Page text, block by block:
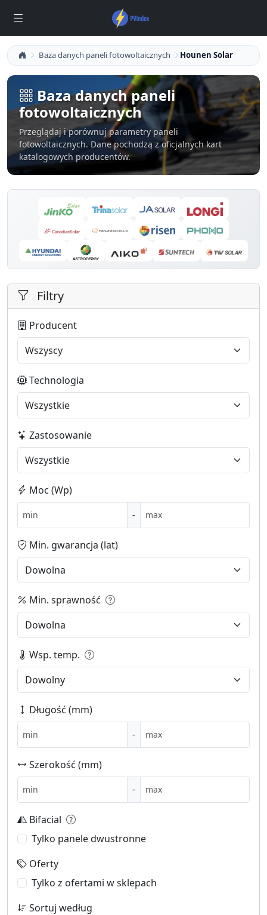
Baza danych paneli fotowoltaicznych Hounen Solar
Baza danych paneli
fotowoltaicznych
Przeglądaj i porównuj parametry paneli
fotowoltaicznych. Dane pochodzą z oficjalnych kart
katalogowych producentów.
Filtry
Producent
Technologia
Zastosowanie
Moc (Wp)
-
Min. gwarancja (lat)
Min. sprawność
Wsp. temp.
Długość (mm)
-
Szerokość (mm)
-
Bifacial
Tylko panele dwustronne
Oferty
Tylko z ofertami w sklepach
Sortuj według